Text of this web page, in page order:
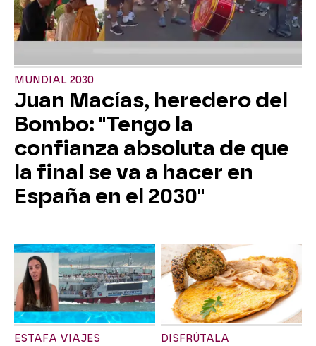
MUNDIAL 2030
Juan Macías, heredero del
Bombo: "Tengo la
confianza absoluta de que
la final se va a hacer en
España en el 2030"
ESTAFA VIAJES DISFRÚTALA